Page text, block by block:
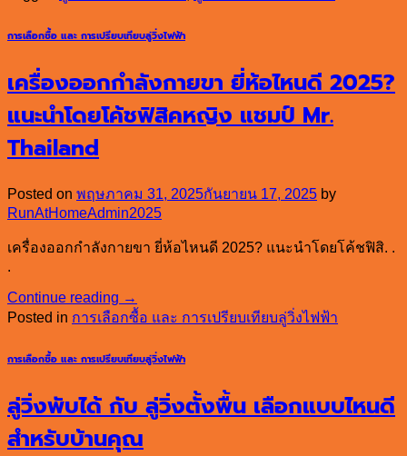
การเลือกซื้อ และ การเปรียบเทียบลู่วิ่งไฟฟ้า
เครื่องออกกำลังกายขา ยี่ห้อไหนดี 2025?
แนะนำโดยโค้ชฟิสิคหญิง แชมป์ Mr.
Thailand
Posted on พฤษภาคม 31, 2025กันยายน 17, 2025 by
RunAtHomeAdmin2025
เครื่องออกกำลังกายขา ยี่ห้อไหนดี 2025? แนะนำโดยโค้ชฟิสิ. .
.
Continue reading →
Posted in การเลือกซื้อ และ การเปรียบเทียบลู่วิ่งไฟฟ้า
การเลือกซื้อ และ การเปรียบเทียบลู่วิ่งไฟฟ้า
ลู่วิ่งพับได้ กับ ลู่วิ่งตั้งพื้น เลือกแบบไหนดี
สำหรับบ้านคุณ